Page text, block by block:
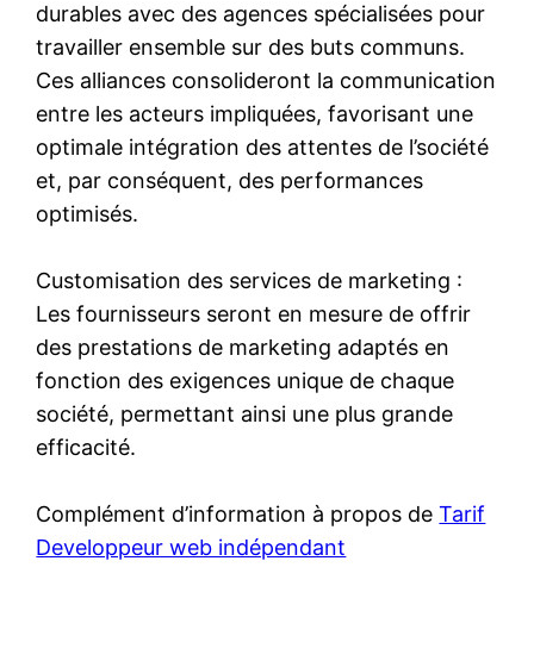
durables avec des agences spécialisées pour
travailler ensemble sur des buts communs.
Ces alliances consolideront la communication
entre les acteurs impliquées, favorisant une
optimale intégration des attentes de l’société
et, par conséquent, des performances
optimisés.
Customisation des services de marketing :
Les fournisseurs seront en mesure de offrir
des prestations de marketing adaptés en
fonction des exigences unique de chaque
société, permettant ainsi une plus grande
efficacité.
Complément d’information à propos deTarif
Developpeur web indépendant